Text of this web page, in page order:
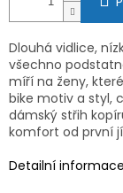
Dlouhá vidlice,
všechno
míří na ženy,
bike motiv a styl,
dámský střih
komfort od první
Detailní informace